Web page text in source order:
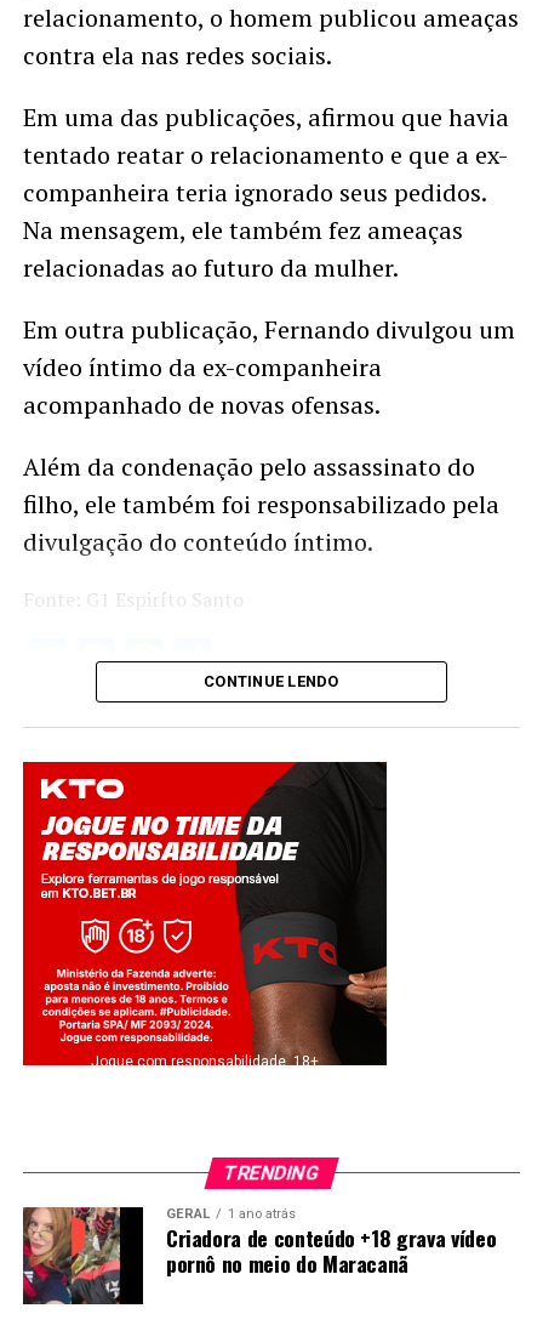
relacionamento, o homem publicou ameaças
contra ela nas redes sociais.
Em uma das publicações, afirmou que havia
tentado reatar o relacionamento e que a ex-
companheira teria ignorado seus pedidos.
Na mensagem, ele também fez ameaças
relacionadas ao futuro da mulher.
Em outra publicação, Fernando divulgou um
vídeo íntimo da ex-companheira
acompanhado de novas ofensas.
Além da condenação pelo assassinato do
filho, ele também foi responsabilizado pela
divulgação do conteúdo íntimo.
Fonte: G1 Espiríto Santo
Twitter
Facebook
WhatsApp
Share
CONTINUE LENDO
Jogue com responsabilidade. 18+
TRENDING
GERAL 1 ano atrás
Criadora de conteúdo +18 grava vídeo
pornô no meio do Maracanã